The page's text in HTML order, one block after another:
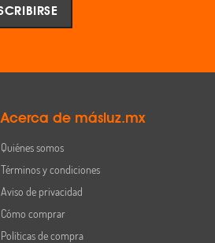
Acerca de másluz.mx
Quiénes somos
Términos y condiciones
Aviso de privacidad
Cómo comprar
Políticas de compra